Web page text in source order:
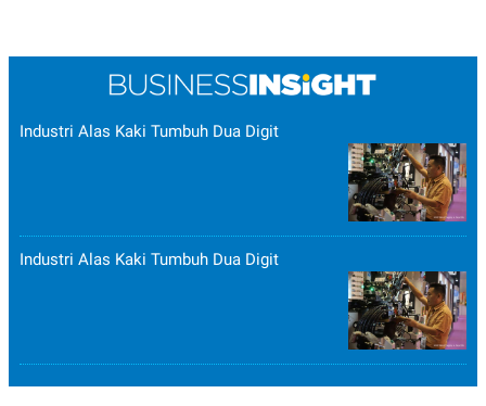
Industri Alas Kaki Tumbuh Dua Digit
Industri Alas Kaki Tumbuh Dua Digit